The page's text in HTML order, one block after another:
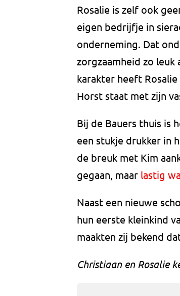
Rosalie is zelf ook
eigen bedrijfje in
onderneming. Dat
zorgzaamheid zo leuk
karakter heeft
Horst staat met zijn
Bij de Bauers thuis is
een stukje drukker in
de breuk met Kim
gegaan, maar lastig
Naast een nieuwe
hun eerste kleinkind
maakten zij bekend
Christiaan en Rosalie